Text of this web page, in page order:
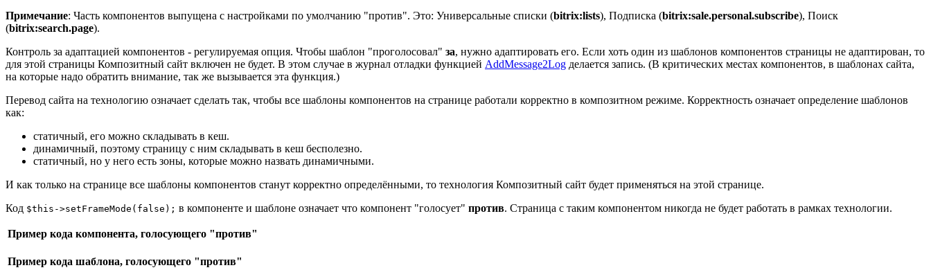
Примечание: Часть компонентов выпущена с настройками по умолчанию "против". Это: Универсальные списки (bitrix:lists), Подписка (bitrix:sale.personal.subscribe), Поиск
(bitrix:search.page).
Контроль за адаптацией компонентов - регулируемая опция. Чтобы шаблон "проголосовал" за, нужно адаптировать его. Если хоть один из шаблонов компонентов страницы не адаптирован, то
для этой страницы Композитный сайт включен не будет. В этом случае в журнал отладки функцией AddMessage2Log делается запись. (В критических местах компонентов, в шаблонах сайта,
на которые надо обратить внимание, так же вызывается эта функция.)
Перевод сайта на технологию означает сделать так, чтобы все шаблоны компонентов на странице работали корректно в композитном режиме. Корректность означает определение шаблонов
как:
статичный, его можно складывать в кеш.
динамичный, поэтому страницу с ним складывать в кеш бесполезно.
статичный, но у него есть зоны, которые можно назвать динамичными.
И как только на странице все шаблоны компонентов станут корректно определёнными, то технология Композитный сайт будет применяться на этой странице.
Код $this->setFrameMode(false); в компоненте и шаблоне означает что компонент "голосует" против. Страница с таким компонентом никогда не будет работать в рамках технологии.
Пример кода компонента, голосующего "против"
Пример кода шаблона, голосующего "против"